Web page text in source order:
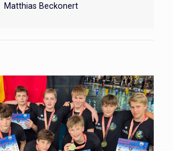
Matthias Beckonert